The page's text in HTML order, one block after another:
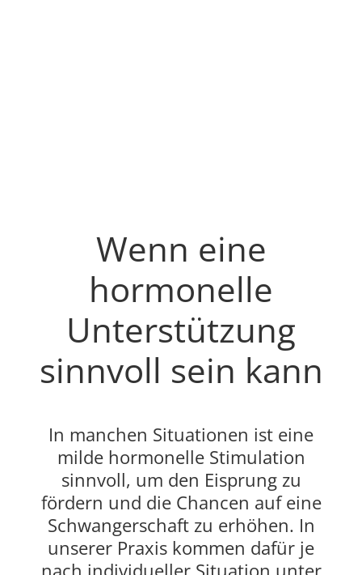
Wenn eine
hormonelle
Unterstützung
sinnvoll sein kann
In manchen Situationen ist eine
milde hormonelle Stimulation
sinnvoll, um den Eisprung zu
fördern und die Chancen auf eine
Schwangerschaft zu erhöhen. In
unserer Praxis kommen dafür je